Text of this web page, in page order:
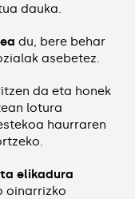
dauka.
du, bere behar
asebetez.
da eta honek
lotura
haurraren
elikadura
oinarrizko